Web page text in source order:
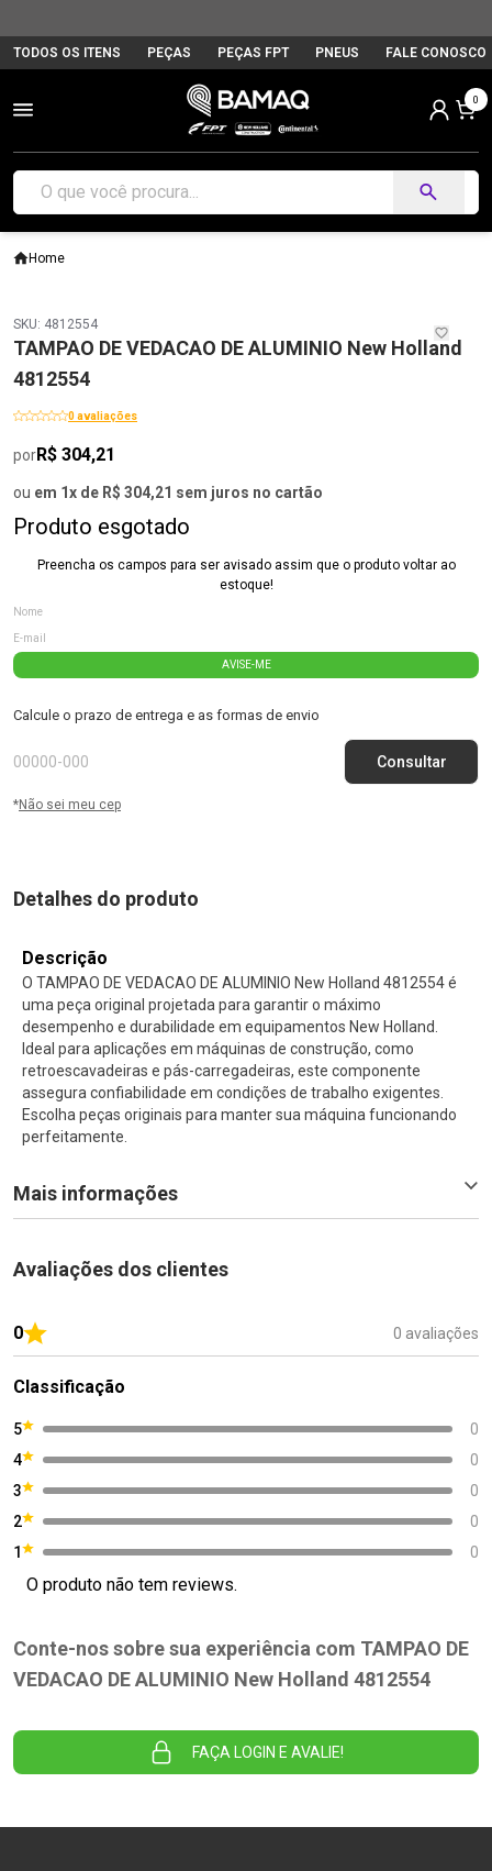
TODOS OS ITENS PEÇAS PEÇAS FPT PNEUS FALE CONOSCO
0
Home
SKU: 4812554
TAMPAO DE VEDACAO DE ALUMINIO New Holland
4812554
0 avaliações
porR$ 304,21
ou em 1x de R$ 304,21 sem juros no cartão
Produto esgotado
Preencha os campos para ser avisado assim que o produto voltar ao
estoque!
AVISE-ME
Calcule o prazo de entrega e as formas de envio
*Não sei meu cep
Detalhes do produto
Descrição
O TAMPAO DE VEDACAO DE ALUMINIO New Holland 4812554 é
uma peça original projetada para garantir o máximo
desempenho e durabilidade em equipamentos New Holland.
Ideal para aplicações em máquinas de construção, como
retroescavadeiras e pás-carregadeiras, este componente
assegura confiabilidade em condições de trabalho exigentes.
Escolha peças originais para manter sua máquina funcionando
perfeitamente.
Mais informações
Avaliações dos clientes
0 0 avaliações
Classificação
5
0
4
0
3
0
2
0
1
0
O produto não tem reviews.
Conte-nos sobre sua experiência com TAMPAO DE
VEDACAO DE ALUMINIO New Holland 4812554
FAÇA LOGIN E AVALIE!